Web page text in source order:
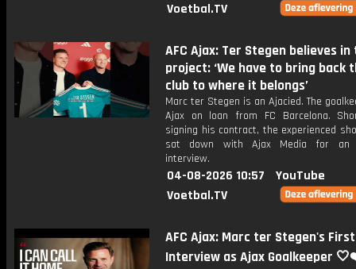
Voetbal.TV
AFC Ajax: Ter Stegen believes in
project: ‘We have to bring back
club to where it belongs’
Marc ter Stegen is an Ajacied. The
Ajax on loan from FC Barcelona.
signing his contract, the experienced
sat down with Ajax Media for an
interview.
04-08-2026 10:57
YouTube
Voetbal.TV
AFC Ajax: Marc ter Stegen's First
Interview as Ajax Goalkeeper